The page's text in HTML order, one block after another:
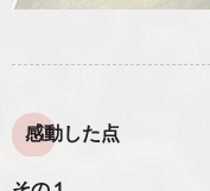
感動した点